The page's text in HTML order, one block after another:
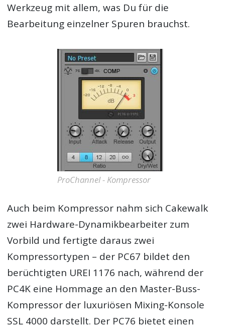
Werkzeug mit allem, was Du für die
Bearbeitung einzelner Spuren brauchst.
ProChannel - Kompressor
Auch beim Kompressor nahm sich Cakewalk
zwei Hardware-Dynamikbearbeiter zum
Vorbild und fertigte daraus zwei
Kompressortypen – der PC67 bildet den
berüchtigten UREI 1176 nach, während der
PC4K eine Hommage an den Master-Buss-
Kompressor der luxuriösen Mixing-Konsole
SSL 4000 darstellt. Der PC76 bietet einen